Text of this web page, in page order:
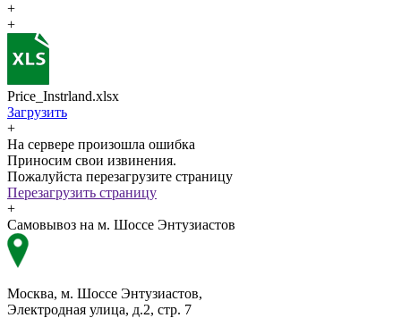
+
+
Price_Instrland.xlsx
Загрузить
+
На сервере произошла ошибка
Приносим свои извинения.
Пожалуйста перезагрузите страницу
Перезагрузить страницу
+
Самовывоз на м. Шоссе Энтузиастов
Москва, м. Шоссе Энтузиастов,
Электродная улица, д.2, стр. 7